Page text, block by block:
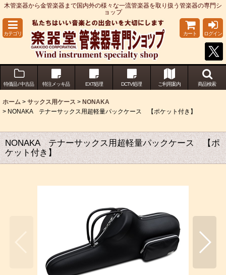
木管楽器から金管楽器まで国内外の様々な一流管楽器を取り扱う管楽器の専門シ
ョップ
カテゴリ カート ログイン
特価品 / 中古品 特注メッキ品 EXT処理 DCTV処理 ご利用案内 商品検索
ホーム > サックス用ケース > NONAKA
> NONAKA テナーサックス用超軽量パックケース 【ポケット付き】
NONAKA テナーサックス用超軽量パックケース 【ポ
ケット付き】